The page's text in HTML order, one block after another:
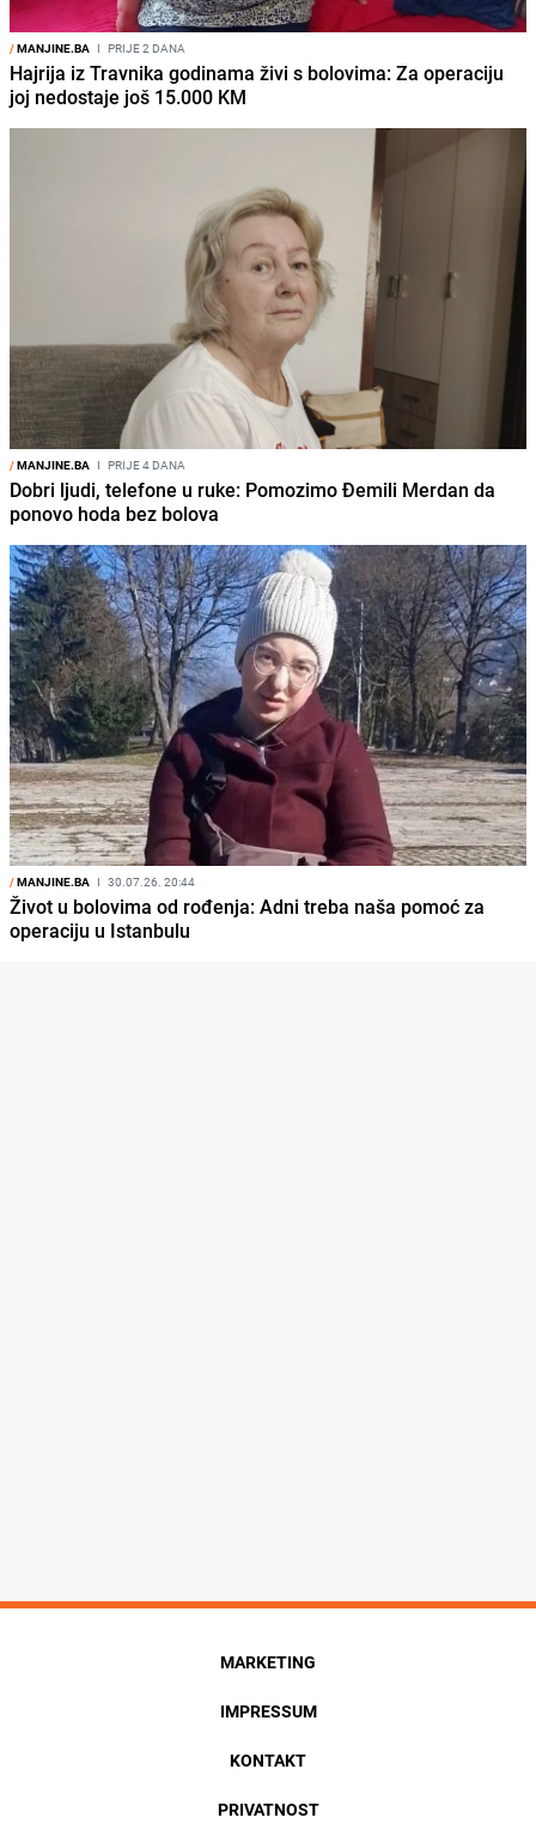
/MANJINE.BA I PRIJE 2 DANA
Hajrija iz Travnika godinama živi s bolovima: Za operaciju
joj nedostaje još 15.000 KM
/MANJINE.BA I PRIJE 4 DANA
Dobri ljudi, telefone u ruke: Pomozimo Đemili Merdan da
ponovo hoda bez bolova
/MANJINE.BA I 30.07.26. 20:44
Život u bolovima od rođenja: Adni treba naša pomoć za
operaciju u Istanbulu
MARKETING
IMPRESSUM
KONTAKT
PRIVATNOST